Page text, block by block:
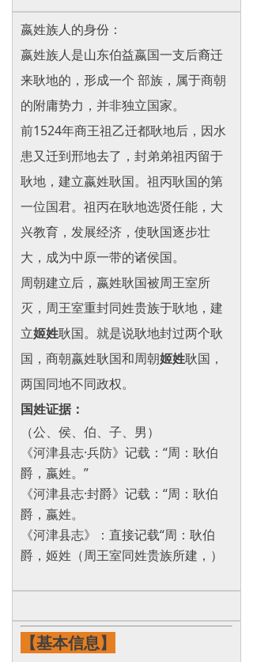
嬴姓族人的身份‌：
嬴姓族人是山东伯益嬴国一支后裔迁
来耿地的，形成一个 部族，属于商朝
的附庸势力，并非独立国家。
前1524年商王祖乙迁都耿地后，因水
患又迁到邢地去了，封弟弟祖丙留于
耿地，建立嬴姓耿国。祖丙耿国的第
一位国君。祖丙在耿地选贤任能，大
兴教育，发展经济，使耿国逐步壮
大，成为中原一带的诸侯国。
周朝建立后，嬴姓耿国被周王室所
灭，周王室重封同姓贵族于耿地，建
立姬姓耿国。就是说耿地封过两个耿
国，商朝嬴姓耿国和周朝姬姓耿国，
两国同地不同政权。
国姓证据：
（公、侯、伯、子、男）
《河津县志·兵防》记载：“周：耿伯
爵，嬴姓。”
《河津县志·封爵》记载：“周：耿伯
爵，嬴姓。
《河津县志》‌：直接记载“周：耿伯
爵，姬姓（周王室同姓贵族所建，）
【基本信息】